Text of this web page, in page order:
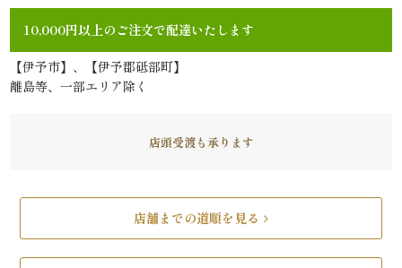
シ
リ
ー
10,000円以上のご注文で配達いたします
【伊予市】、【伊予郡砥部町】
離島等、一部エリア除く
店頭受渡も承ります
店舗までの道順を見る